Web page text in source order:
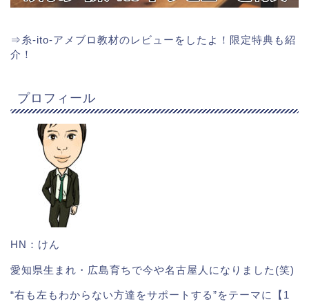
⇒ 糸-ito-アメブロ教材のレビューをしたよ！限定特典も紹
介！
プロフィール
HN：けん
愛知県生まれ・広島育ちで今や名古屋人になりました(笑)
“右も左もわからない方達をサポートする”をテーマに【1